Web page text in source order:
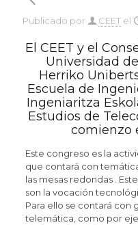
Publicado por CEET el
El CEET y el
Universidad
Herriko
Escuela de
Ingeniaritza
Estudios de
comienzo
Este congreso es la
que contará con
las mesas redondas .
son la vocación
Para ello se contará con
telemática, como por